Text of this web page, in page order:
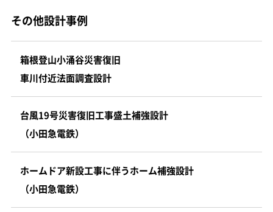
その他設計事例
箱根登山小涌谷災害復旧
車川付近法面調査設計
台風19号災害復旧工事盛土補強設計
（小田急電鉄）
ホームドア新設工事に伴うホーム補強設計
（小田急電鉄）